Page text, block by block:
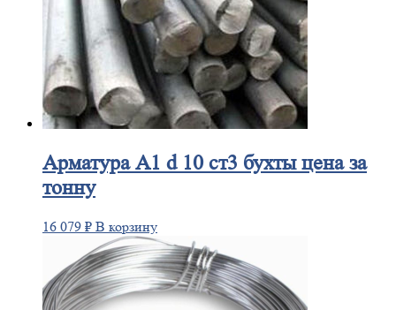
АрматураА1 d 10 ст3 бухты цена за
тонну
16 079 ₽ В корзину